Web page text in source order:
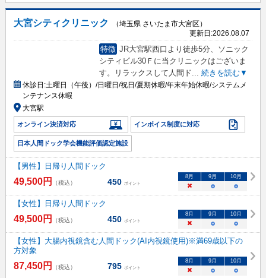
大宮シティクリニック
（埼玉県 さいたま市大宮区）
更新日:2026.08.07
特徴 JR大宮駅西口より徒歩5分、ソニック
シティビル30Ｆに当クリニックはございま
す。リラックスして人間ド
続きを読む▼
休診日:土曜日（午後）/日曜日/祝日/夏期休暇/年末年始休暇/システムメ
ンテナンス休暇
大宮駅
オンライン決済対応 インボイス制度に対応
日本人間ドック学会機能評価認定施設
【男性】日帰り人間ドック
49,500円 （税込） 450 ポイント
8 月 9 月 10月
× ○ ○
【女性】日帰り人間ドック
49,500円 （税込） 450 ポイント
8 月 9 月 10月
× ○ ○
【女性】大腸内視鏡含む人間ドック(AI内視鏡使用)※満69歳以下の
方対象
87,450円 （税込） 795 ポイント
8 月 9 月 10月
× ○ ○